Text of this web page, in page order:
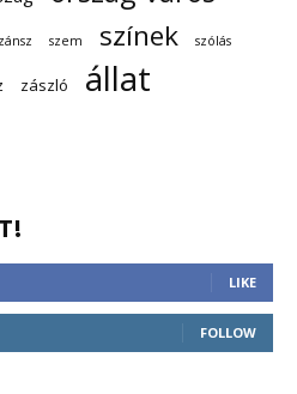
szem színek szólás
zászló állat
LIKE
FOLLOW